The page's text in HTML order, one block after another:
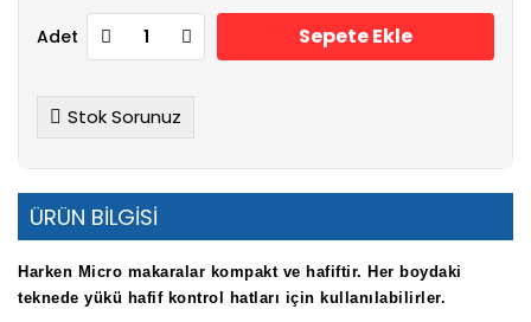
Adet Sepete Ekle
Stok Sorunuz
ÜRÜN BİLGİSİ
Harken Micro makaralar kompakt ve hafiftir. Her boydaki
teknede yükü hafif kontrol hatları için kullanılabilirler.